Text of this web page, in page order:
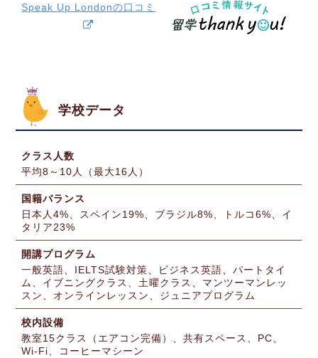
Speak Up Londonの口コミ
学校データ
クラス人数
平均8～10人（最大16人）
国籍バランス
日本人4%、スペイン19%、ブラジル8%、トルコ6%、イ
タリア23%
開講プログラム
一般英語、IELTS試験対策、ビジネス英語、パートタイ
ム、イブニングクラス、土曜クラス、マンツーマンレッ
スン、オンラインレッスン、ジュニアプログラム
校内設備
教室15クラス（エアコン完備）、共有スペース、PC、
Wi-Fi、コーヒーマシーン